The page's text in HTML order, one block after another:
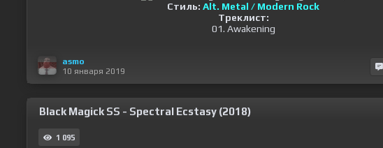
Стиль: Alt. Metal / Modern Rock
Треклист:
01. Awakening
asmo
10 января 2019
Black Magick SS - Spectral Ecstasy (2018)
1 095